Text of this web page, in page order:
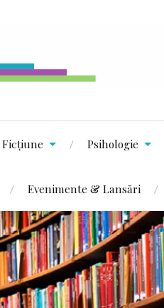
Ficțiune Psihologie
Evenimente & Lansări